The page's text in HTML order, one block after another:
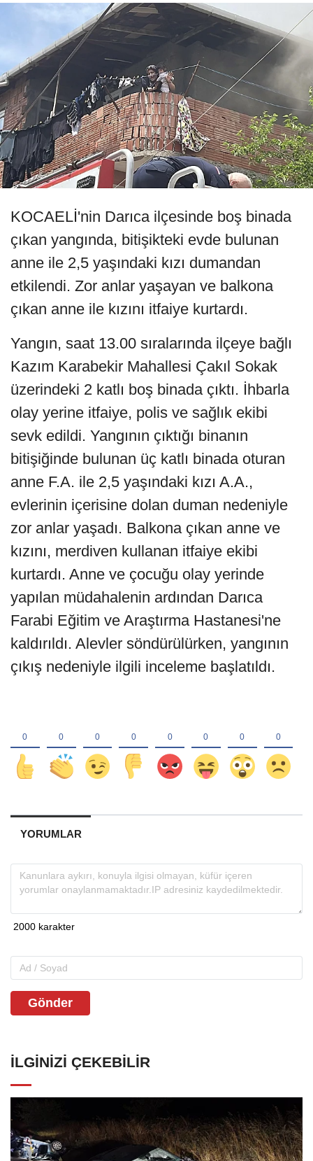
KOCAELİ'nin Darıca ilçesinde boş binada
çıkan yangında, bitişikteki evde bulunan
anne ile 2,5 yaşındaki kızı dumandan
etkilendi. Zor anlar yaşayan ve balkona
çıkan anne ile kızını itfaiye kurtardı.
Yangın, saat 13.00 sıralarında ilçeye bağlı
Kazım Karabekir Mahallesi Çakıl Sokak
üzerindeki 2 katlı boş binada çıktı. İhbarla
olay yerine itfaiye, polis ve sağlık ekibi
sevk edildi. Yangının çıktığı binanın
bitişiğinde bulunan üç katlı binada oturan
anne F.A. ile 2,5 yaşındaki kızı A.A.,
evlerinin içerisine dolan duman nedeniyle
zor anlar yaşadı. Balkona çıkan anne ve
kızını, merdiven kullanan itfaiye ekibi
kurtardı. Anne ve çocuğu olay yerinde
yapılan müdahalenin ardından Darıca
Farabi Eğitim ve Araştırma Hastanesi'ne
kaldırıldı. Alevler söndürülürken, yangının
çıkış nedeniyle ilgili inceleme başlatıldı.
YORUMLAR
Gönder
İLGINIZI ÇEKEBILIR